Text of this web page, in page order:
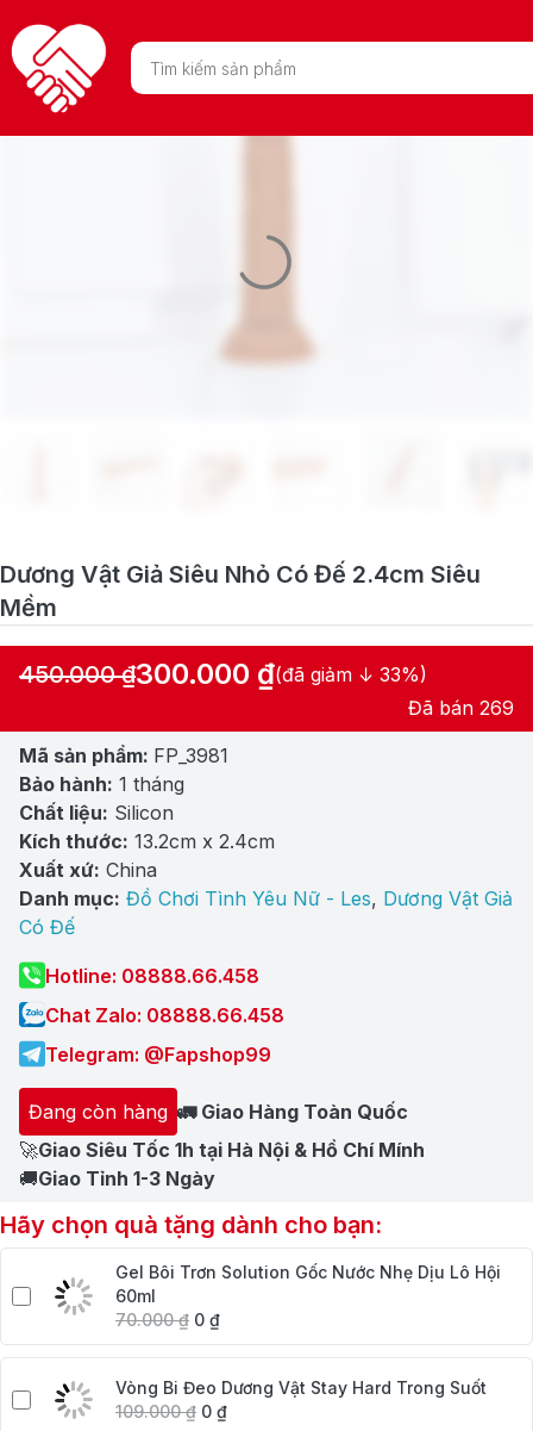
Tìm
kiếm
sản
Dương Vật Giả Siêu Nhỏ Có Đế 2.4cm Siêu
Mềm
-33%
450.000₫
gốc
là:
450.000 ₫.
300.000 ₫
hiện
tại
là:
300.000 ₫.
(đã giảm ↓ 33%)
Đã bán 269
Mã sản phẩm: FP_3981
Bảo hành: 1 tháng
Chất liệu: Silicon
Kích thước: 13.2cm x 2.4cm
Xuất xứ: China
Danh mục: Đồ Chơi Tình Yêu Nữ - Les, Dương Vật Giả
Có Đế
Hotline: 08888.66.458
Chat Zalo: 08888.66.458
Telegram: @Fapshop99
Đang còn hàng 🚛 Giao Hàng Toàn Quốc
🚀Giao Siêu Tốc 1h tại Hà Nội & Hồ Chí Mính
🚚Giao Tỉnh 1-3 Ngày
Hãy chọn quà tặng dành cho bạn:
Gel Bôi Trơn Solution Gốc Nước Nhẹ Dịu Lô Hội
60ml
70.000₫ 0 ₫
Vòng Bi Đeo Dương Vật Stay Hard Trong Suốt
109.000₫ 0 ₫